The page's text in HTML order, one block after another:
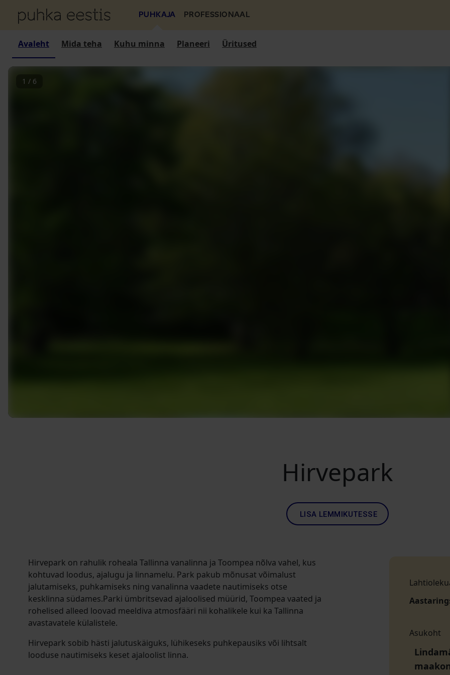
PUHKAJA PROFESSIONAAL
Avaleht Mida teha Kuhu minna Planeeri Üritused
1 / 6
Hirvepark
LISA LEMMIKUTESSE
Hirvepark on rahulik roheala Tallinna vanalinna ja Toompea nõlva vahel, kus
kohtuvad loodus, ajalugu ja linnamelu. Park pakub mõnusat võimalust
jalutamiseks, puhkamiseks ning vanalinna vaadete nautimiseks otse
kesklinna südames.Parki ümbritsevad ajaloolised müürid, Toompea vaated ja
rohelised alleed loovad meeldiva atmosfääri nii kohalikele kui ka Tallinna
avastavatele külalistele.
Hirvepark sobib hästi jalutuskäiguks, lühikeseks puhkepausiks või lihtsalt
looduse nautimiseks keset ajaloolist linna.
Asukoht